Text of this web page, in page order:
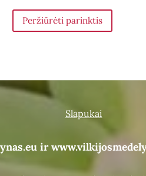
Peržiūrėti parinktis
Slapukai
ir